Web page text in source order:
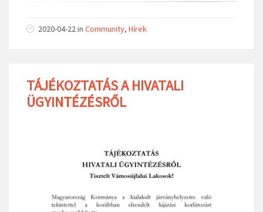
2020-04-22in Community, Hírek
TÁJÉKOZTATÁS A HIVATALI
ÜGYINTÉZÉSRŐL